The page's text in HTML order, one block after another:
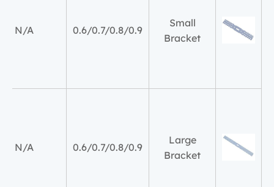
Small
Bracket
0.6/0.7/0.8/0.9
N/A
Large
Bracket
0.6/0.7/0.8/0.9
N/A